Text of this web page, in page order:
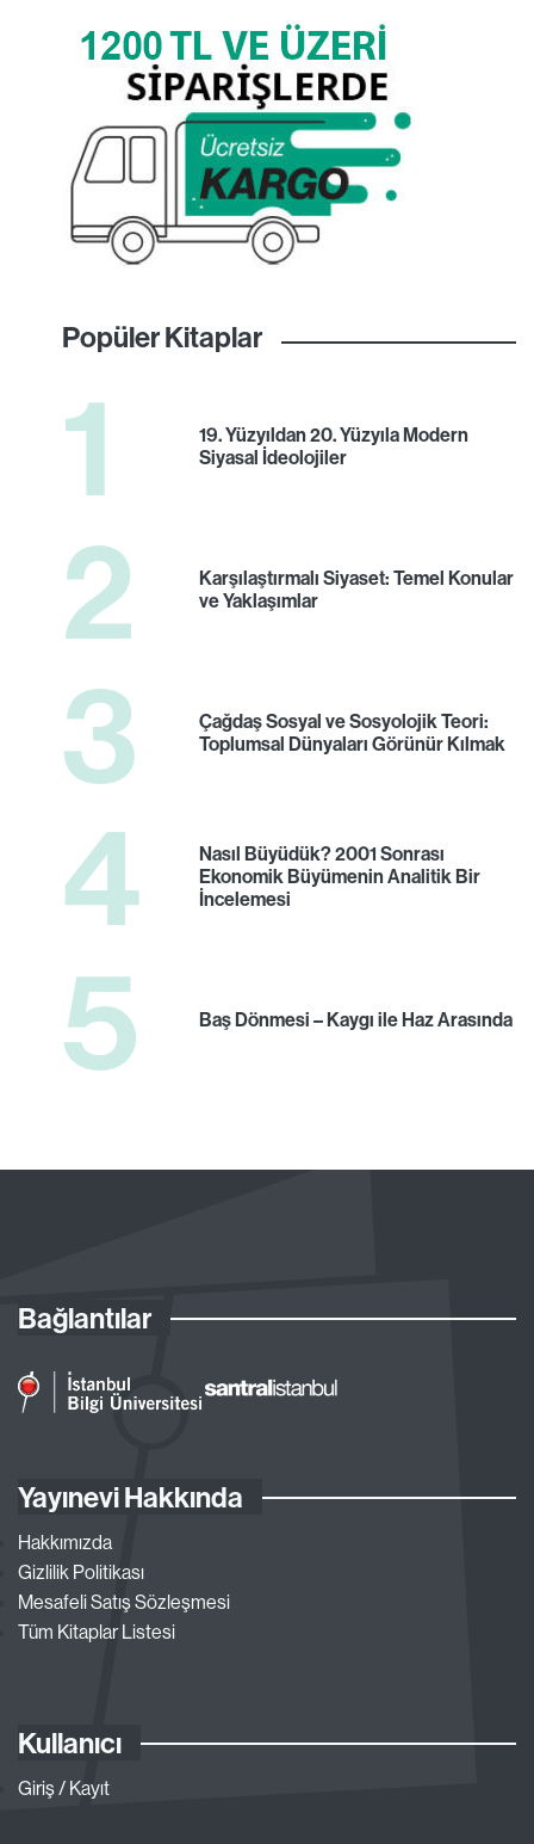
Popüler Kitaplar
1
19. Yüzyıldan 20. Yüzyıla Modern
Siyasal İdeolojiler
2
Karşılaştırmalı Siyaset: Temel Konular
ve Yaklaşımlar
3
Çağdaş Sosyal ve Sosyolojik Teori:
Toplumsal Dünyaları Görünür Kılmak
4
Nasıl Büyüdük? 2001 Sonrası
Ekonomik Büyümenin Analitik Bir
İncelemesi
5 Baş Dönmesi – Kaygı ile Haz Arasında
Bağlantılar
Yayınevi Hakkında
Hakkımızda
Gizlilik Politikası
Mesafeli Satış Sözleşmesi
Tüm Kitaplar Listesi
Kullanıcı
Giriş / Kayıt